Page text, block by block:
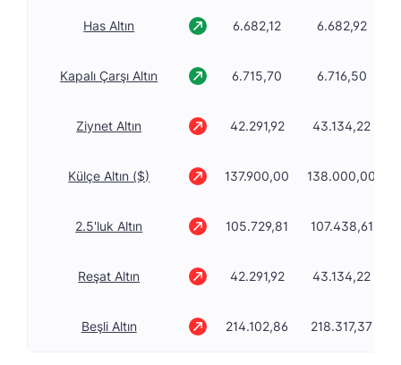
Has Altın 6.682,12 6.682,92
Kapalı Çarşı Altın 6.715,70 6.716,50
Ziynet Altın 42.291,92 43.134,22
Külçe Altın ($) 137.900,00 138.000,00
2.5'luk Altın 105.729,81 107.438,61
Reşat Altın 42.291,92 43.134,22
Beşli Altın 214.102,86 218.317,37